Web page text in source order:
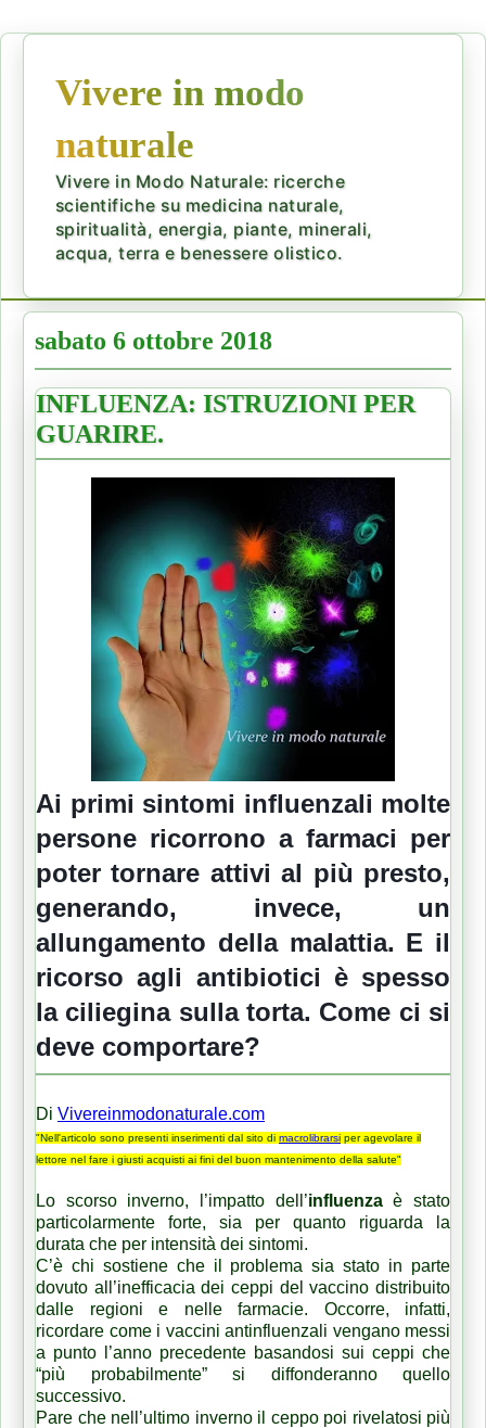
Vivere in modo
naturale
Vivere in Modo Naturale: ricerche
scientifiche su medicina naturale,
spiritualità, energia, piante, minerali,
acqua, terra e benessere olistico.
sabato 6 ottobre 2018
INFLUENZA: ISTRUZIONI PER
GUARIRE.
Ai primi sintomi influenzali molte
persone ricorrono a farmaci per
poter tornare attivi al più presto,
generando, invece, un
allungamento della malattia. E il
ricorso agli antibiotici è spesso
la ciliegina sulla torta. Come ci si
deve comportare?
Di Vivereinmodonaturale.com
"Nell'articolo sono presenti inserimenti dal sito di macrolibrarsi per agevolare il
lettore nel fare i giusti acquisti ai fini del buon mantenimento della salute"
Lo scorso inverno, l’impatto dell’influenzaè stato
particolarmente forte, sia per quanto riguarda la
durata che per intensità dei sintomi.
C’è chi sostiene che il problema sia stato in parte
dovuto all’inefficacia dei ceppi del vaccino distribuito
dalle regioni e nelle farmacie. Occorre, infatti,
ricordare come i vaccini antinfluenzali vengano messi
a punto l’anno precedente basandosi sui ceppi che
“più probabilmente” si diffonderanno quello
successivo.
Pare che nell’ultimo inverno il ceppo poi rivelatosi più